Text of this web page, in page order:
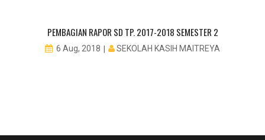
PEMBAGIAN RAPOR SD TP. 2017-2018 SEMESTER 2
6 Aug, 2018 SEKOLAH KASIH MAITREYA